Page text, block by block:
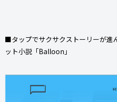
■タップでサクサクストーリーが進
ット小説「Balloon」